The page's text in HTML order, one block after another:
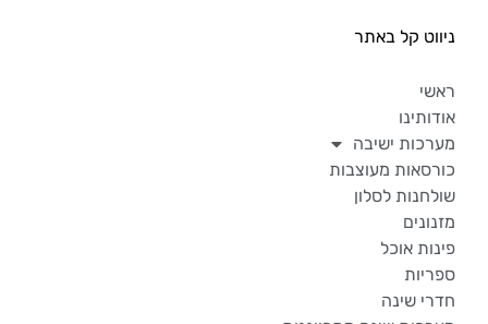
ניווט קל באתר
ראשי
אודותינו
מערכות ישיבה
כורסאות מעוצבות
שולחנות לסלון
מזנונים
פינות אוכל
ספריות
חדרי שינה